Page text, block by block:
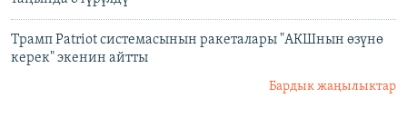
Трамп Patriot системасынын ракеталары "АКШнын өзүнө
керек" экенин айтты
Бардык жаңылыктар